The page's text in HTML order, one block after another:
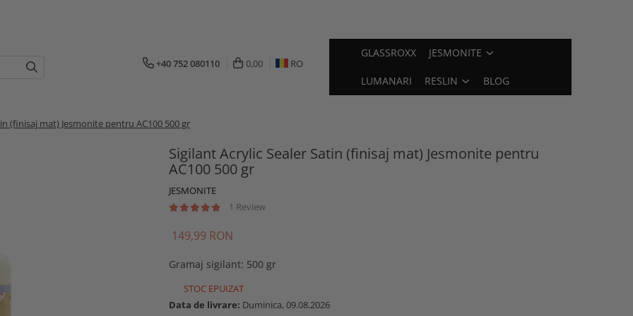
+40 752 080110 0,00 RO
GLASSROXX JESMONITE
LUMANARI RESLIN BLOG
(finisaj mat) Jesmonite pentru AC100 500 gr
Sigilant Acrylic Sealer Satin (finisaj mat) Jesmonite pentru
AC100 500 gr
JESMONITE
1 Review
149,99 RON
Gramaj sigilant: 500 gr
STOC EPUIZAT
Data de livrare: Duminica, 09.08.2026